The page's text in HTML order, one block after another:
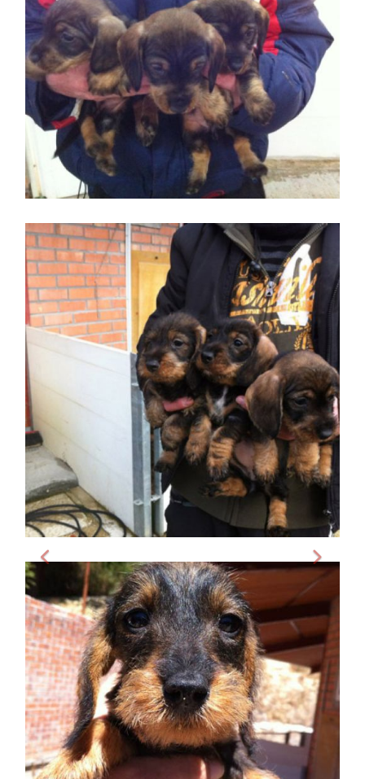
Persona mostrando varios
perros nacidos en la
misma camada
Perros de la misma
camada